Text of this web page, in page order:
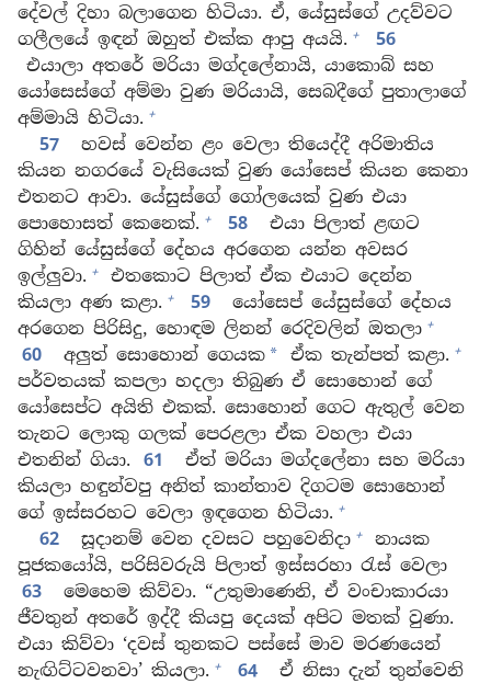
දේවල් දිහා බලාගෙන හිටියා. ඒ, යේසුස්ගේ උදව්වට
ගලීලයේ ඉඳන් ඔහුත් එක්ක ආපු අයයි. +
56
එයාලා අතරේ මරියා මග්දලේනායි, යාකොබ් සහ
යෝසෙස්ගේ අම්මා වුණ මරියායි, සෙබදීගේ පුතාලාගේ
අම්මායි හිටියා. +
57
හවස් වෙන්න ළං වෙලා තියෙද්දී අරිමාතිය
කියන නගරයේ වැසියෙක් වුණ යෝසෙප් කියන කෙනා
එතනට ආවා. යේසුස්ගේ ගෝලයෙක් වුණ එයා
පොහොසත් කෙනෙක්. + 58
එයා පිලාත් ළඟට
ගිහින් යේසුස්ගේ දේහය අරගෙන යන්න අවසර
ඉල්ලුවා. +
එතකොට පිලාත් ඒක එයාට දෙන්න
කියලා අණ කළා. + 59
යෝසෙප් යේසුස්ගේ දේහය
අරගෙන පිරිසිදු, හොඳම ලිනන් රෙදිවලින් ඔතලා +
60 අලුත් සොහොන් ගෙයක * ඒක තැන්පත් කළා. +
පර්වතයක් කපලා හදලා තිබුණ ඒ සොහොන් ගේ
යෝසෙප්ට අයිති එකක්. සොහොන් ගෙට ඇතුල් වෙන
තැනට ලොකු ගලක් පෙරළලා ඒක වහලා එයා
එතනින් ගියා.
61
ඒත් මරියා මග්දලේනා සහ මරියා
කියලා හඳුන්වපු අනිත් කාන්තාව දිගටම සොහොන්
ගේ ඉස්සරහට වෙලා ඉඳගෙන හිටියා. +
62 සූදානම් වෙන දවසට පහුවෙනිදා +
නායක
පූජකයෝයි, පරිසිවරුයි පිලාත් ඉස්සරහා රැස් වෙලා
63
මෙහෙම කිව්වා. “උතුමාණෙනි, ඒ වංචාකාරයා
ජීවතුන් අතරේ ඉද්දී කියපු දෙයක් අපිට මතක් වුණා.
එයා කිව්වා ‘දවස් තුනකට පස්සේ මාව මරණයෙන්
නැඟිට්ටවනවා’ කියලා. + 64
ඒ නිසා දැන් තුන්වෙනි